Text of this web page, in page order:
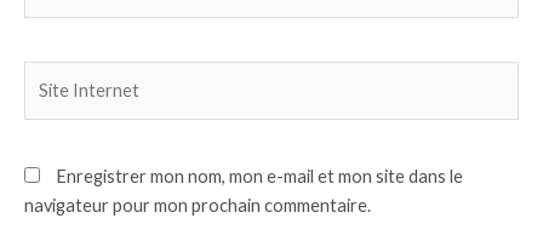
Internet
Enregistrer mon nom, mon e-mail et mon site dans le
navigateur pour mon prochain commentaire.